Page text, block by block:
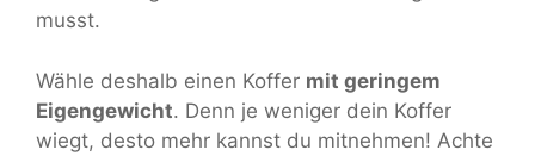
musst.
Wähle deshalb einen Koffer mit geringem
Eigengewicht. Denn je weniger dein Koffer
wiegt, desto mehr kannst du mitnehmen! Achte